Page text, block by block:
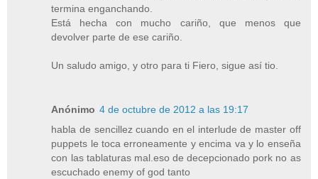
termina enganchando.
Está hecha con mucho cariño, que menos que
devolver parte de ese cariño.
Un saludo amigo, y otro para ti Fiero, sigue así tio.
Anónimo 4 de octubre de 2012 a las 19:17
habla de sencillez cuando en el interlude de master off
puppets le toca erroneamente y encima va y lo enseña
con las tablaturas mal.eso de decepcionado pork no as
escuchado enemy of god tanto